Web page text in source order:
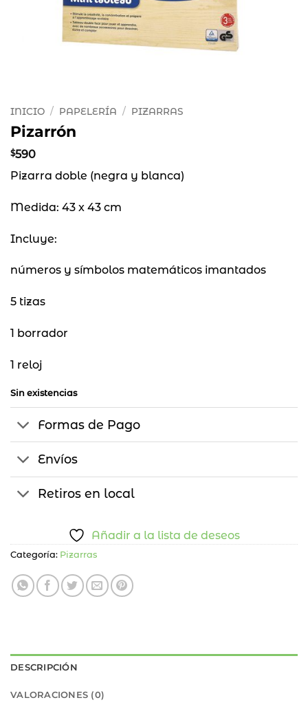
INICIO / PAPELERÍA / PIZARRAS
Pizarrón
$590
Pizarra doble (negra y blanca)
Medida: 43 x 43 cm
Incluye:
números y símbolos matemáticos imantados
5 tizas
1 borrador
1 reloj
Sin existencias
Formas de Pago
Envíos
Retiros en local
Añadir a la lista de deseos
Categoría: Pizarras
DESCRIPCIÓN
VALORACIONES (0)